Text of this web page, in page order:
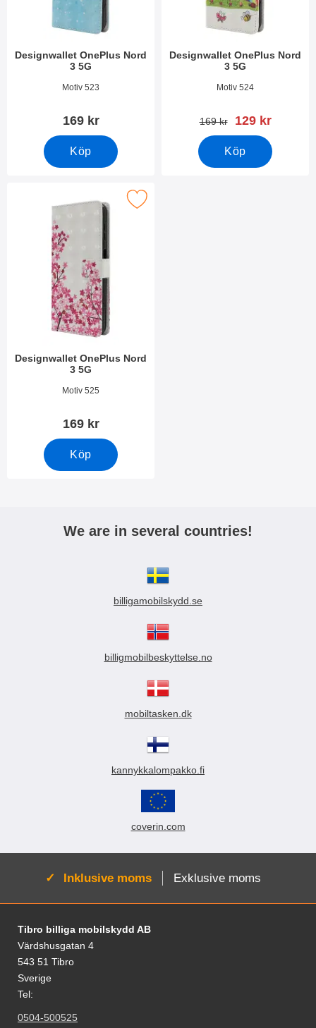
Designwallet OnePlus Nord
3 5G
Art. nr 49105Motiv 523
169 kr
Köp
Designwallet OnePlus Nord
3 5G
Art. nr 49104Motiv 524
tidigare pris
169 kr rea pris
129 kr
Köp
Designwallet OnePlus Nord
3 5G
Art. nr 49102Motiv 525
169 kr
Köp
Makera designwallet OnePlus Nord 3 5G som favorit
We are in several countries!
billigamobilskydd.se
billigmobilbeskyttelse.no
mobiltasken.dk
kannykkalompakko.fi
coverin.com
Aktiv:
Inklusive moms Exklusive moms
Sidfot Blandad info och länkar
Tibro billiga mobilskydd AB
Värdshusgatan 4
543 51 Tibro
Sverige
Tel:
0504-500525